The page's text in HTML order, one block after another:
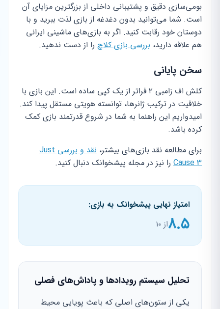
بومی‌سازی دقیق و پشتیبانی داخلی از بزرگترین مزایای آن
است. شما می‌توانید بدون دغدغه از بازی لذت ببرید و با
دوستان خود رقابت کنید. اگر به بازی‌های ماشینی ایرانی
هم علاقه دارید، بررسی بازی کلاچ را از دست ندهید.
سخن پایانی
کلش اف زامبی ۲ فراتر از یک کپی ساده است. این بازی با
خلاقیت در ترکیب ژانرها، توانسته هویتی مستقل پیدا کند.
امیدواریم این راهنما به شما در شروع قدرتمند بازی کمک
کرده باشد.
برای مطالعه نقد بازی‌های بیشتر،
نقد و بررسی Just
Cause 3 را نیز در مجله پیشخوانک دنبال کنید.
امتیاز نهایی پیشخوانک به بازی:
۸.۵از ۱۰
تحلیل سیستم رویدادها و پاداش‌های فصلی
یکی از ستون‌های اصلی که باعث پویایی محیط